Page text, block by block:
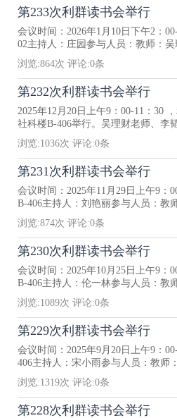
第233次利群读书会举行
会议时间：2026年1月10日下午2：
02主持人：庄园参与人员：教师：
浏览:864次 评论:0条
第232次利群读书会举行
2025年12月20日上午9：00-11：30
社科楼B-406举行。吴理财老师、李
浏览:1036次 评论:0条
第231次利群读书会举行
会议时间：2025年11月29日上午9：
B-406主持人：刘艳丽参与人员：教
浏览:874次 评论:0条
第230次利群读书会举行
会议时间：2025年10月25日上午9：
B-406主持人：伦一林参与人员：教
浏览:1089次 评论:0条
第229次利群读书会举行
会议时间：2025年9月20日上午9：
406主持人：宋小雨参与人员：教师
浏览:1319次 评论:0条
第228次利群读书会举行